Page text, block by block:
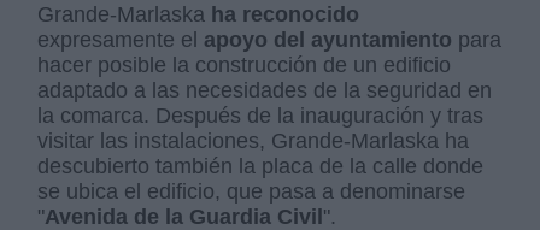
Grande-Marlaska ha reconocido
expresamente el apoyo del ayuntamiento para
hacer posible la construcción de un edificio
adaptado a las necesidades de la seguridad en
la comarca. Después de la inauguración y tras
visitar las instalaciones, Grande-Marlaska ha
descubierto también la placa de la calle donde
se ubica el edificio, que pasa a denominarse
"Avenida de la Guardia Civil".